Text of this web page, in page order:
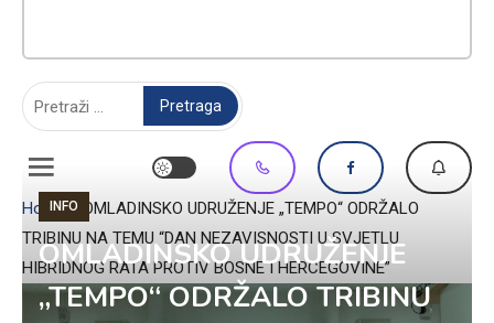
Home»
OMLADINSKO UDRUŽENJE „TEMPO“ ODRŽALO
TRIBINU NA TEMU “DAN NEZAVISNOSTI U SVJETLU
HIBRIDNOG RATA PROTIV BOSNE I HERCEGOVINE”
INFO
OMLADINSKO UDRUŽENJE
„TEMPO“ ODRŽALO TRIBINU